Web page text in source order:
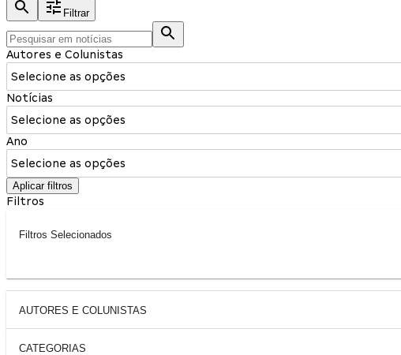
Filtrar
Autores e Colunistas
Selecione as opções
Notícias
Selecione as opções
Ano
Selecione as opções
Aplicar filtros
Filtros
Filtros Selecionados
AUTORES E COLUNISTAS
CATEGORIAS